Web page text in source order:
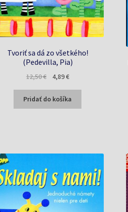
Tvoriť sa dá zo všetkého!
(Pedevilla, Pia)
12,50€
Pôvodná
bola:
12,50 €.
4,89€Aktuálna
je:
4,89 €.
Pridať do košíka